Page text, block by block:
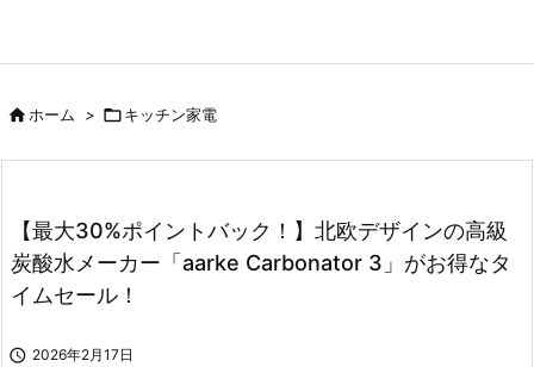
ホーム > キッチン家電
【最大30%ポイントバック！】北欧デザインの高級
炭酸水メーカー「aarke Carbonator 3」がお得なタ
イムセール！
 2026年2月17日